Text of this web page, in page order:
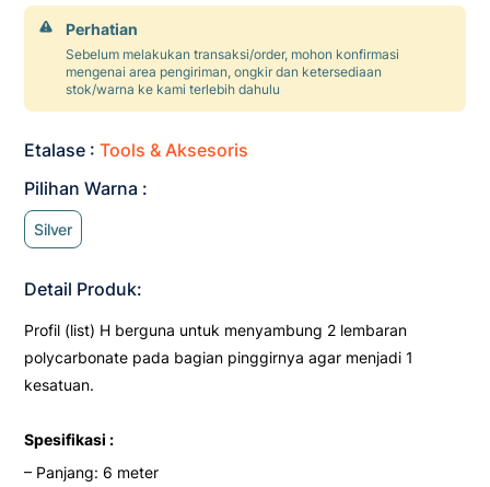
Perhatian
Sebelum melakukan transaksi/order, mohon konfirmasi
mengenai area pengiriman, ongkir dan ketersediaan
stok/warna ke kami terlebih dahulu
Etalase :Tools & Aksesoris
Pilihan Warna :
Silver
Detail Produk:
Profil (list) H berguna untuk menyambung 2 lembaran
polycarbonate pada bagian pinggirnya agar menjadi 1
kesatuan.
Spesifikasi :
– Panjang: 6 meter